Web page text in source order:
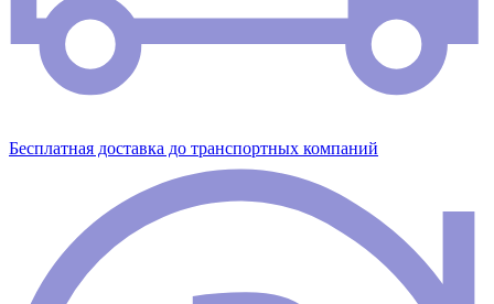
Бесплатная доставка до транспортных компаний